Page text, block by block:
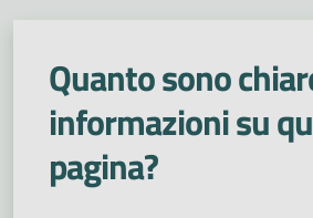
Quanto sono
informazioni su
pagina?